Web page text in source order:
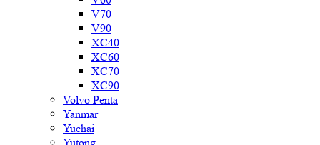
V70
V90
XC40
XC60
XC70
XC90
Volvo Penta
Yanmar
Yuchai